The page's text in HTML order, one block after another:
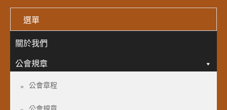
選單
關於我們
公會規章
公會章程